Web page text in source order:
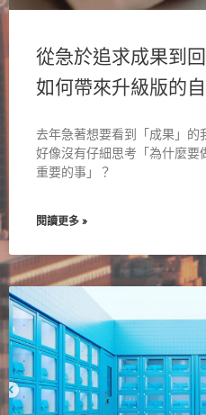
從急於追求成果到
如何帶來升級版的
去年急著想要看到「成果」的
好像沒有仔細思考「為什麼要
重要的事」？
閱讀更多 »